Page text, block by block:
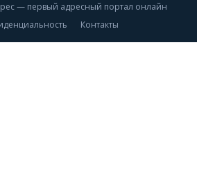
— первый адресный портал онлайн
Контакты